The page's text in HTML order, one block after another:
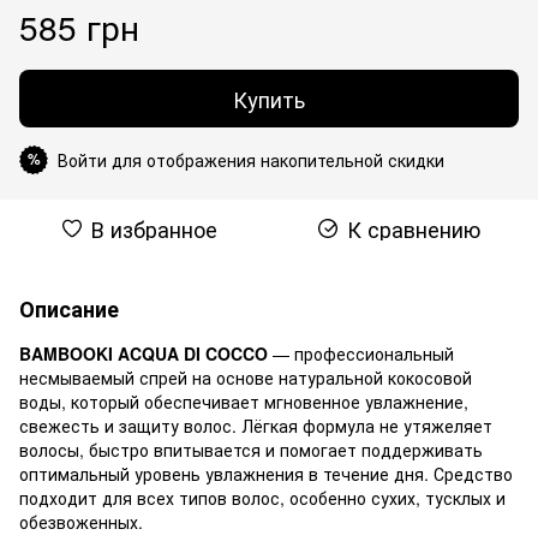
585 грн
Купить
% Войти для отображения накопительной скидки
В избранное К сравнению
Описание
BAMBOOKI ACQUA DI COCCO — профессиональный
несмываемый спрей на основе натуральной кокосовой
воды, который обеспечивает мгновенное увлажнение,
свежесть и защиту волос. Лёгкая формула не утяжеляет
волосы, быстро впитывается и помогает поддерживать
оптимальный уровень увлажнения в течение дня. Средство
подходит для всех типов волос, особенно сухих, тусклых и
обезвоженных.